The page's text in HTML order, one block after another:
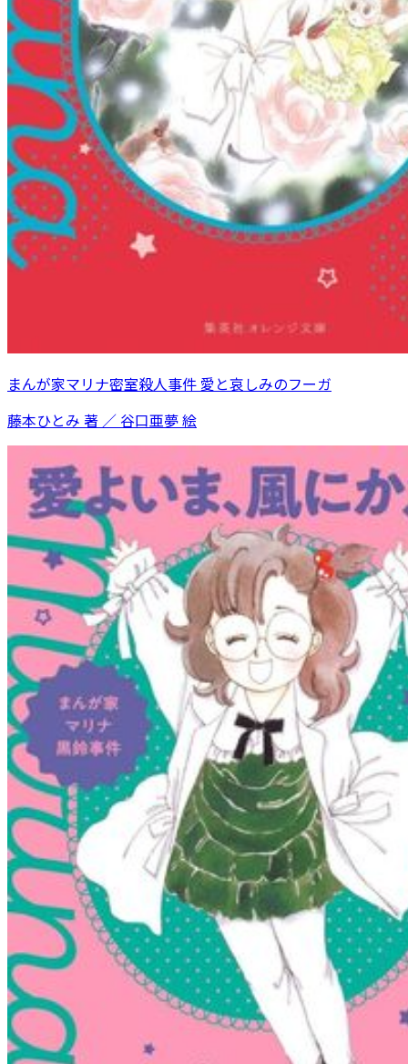
まんが家マリナ密室殺人事件 愛と哀しみのフーガ
藤本ひとみ 著 ／ 谷口亜夢 絵